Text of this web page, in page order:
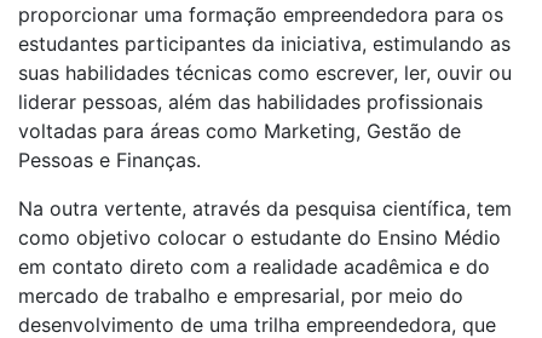
proporcionar uma formação empreendedora para os
estudantes participantes da iniciativa, estimulando as
suas habilidades técnicas como escrever, ler, ouvir ou
liderar pessoas, além das habilidades profissionais
voltadas para áreas como Marketing, Gestão de
Pessoas e Finanças.
Na outra vertente, através da pesquisa científica, tem
como objetivo colocar o estudante do Ensino Médio
em contato direto com a realidade acadêmica e do
mercado de trabalho e empresarial, por meio do
desenvolvimento de uma trilha empreendedora, que